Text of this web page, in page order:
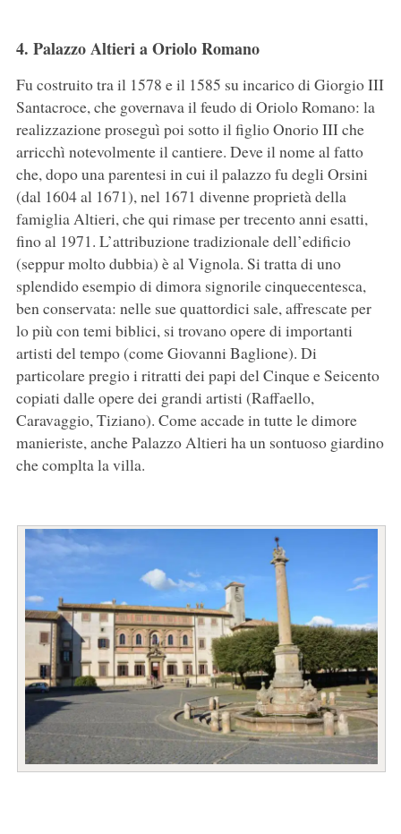
4. Palazzo Altieri a Oriolo Romano
Fu costruito tra il 1578 e il 1585 su incarico di Giorgio III
Santacroce, che governava il feudo di Oriolo Romano: la
realizzazione proseguì poi sotto il figlio Onorio III che
arricchì notevolmente il cantiere. Deve il nome al fatto
che, dopo una parentesi in cui il palazzo fu degli Orsini
(dal 1604 al 1671), nel 1671 divenne proprietà della
famiglia Altieri, che qui rimase per trecento anni esatti,
fino al 1971. L’attribuzione tradizionale dell’edificio
(seppur molto dubbia) è al Vignola. Si tratta di uno
splendido esempio di dimora signorile cinquecentesca,
ben conservata: nelle sue quattordici sale, affrescate per
lo più con temi biblici, si trovano opere di importanti
artisti del tempo (come Giovanni Baglione). Di
particolare pregio i ritratti dei papi del Cinque e Seicento
copiati dalle opere dei grandi artisti (Raffaello,
Caravaggio, Tiziano). Come accade in tutte le dimore
manieriste, anche Palazzo Altieri ha un sontuoso giardino
che complta la villa.